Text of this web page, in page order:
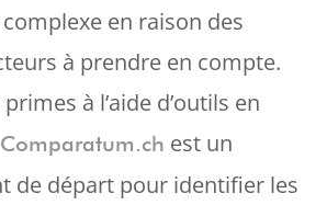
en raison des
à prendre en compte.
à l’aide d’outils en
Comparatum.ch est un
de départ pour identifier les